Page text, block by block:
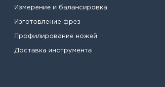
Измерение и балансировка
Изготовление фрез
Профилирование ножей
Доставка инструмента